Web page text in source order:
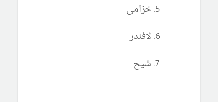
خزامى
لافندر
شيح